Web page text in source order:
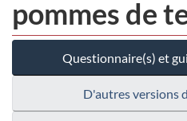
pommes de
Questionnaire(s) et
D'autres versions